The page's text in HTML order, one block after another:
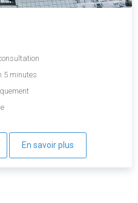
5 minutes
En savoir plus